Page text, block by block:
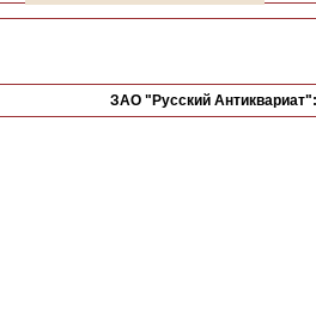
ЗАО "Русский Антиквариат":